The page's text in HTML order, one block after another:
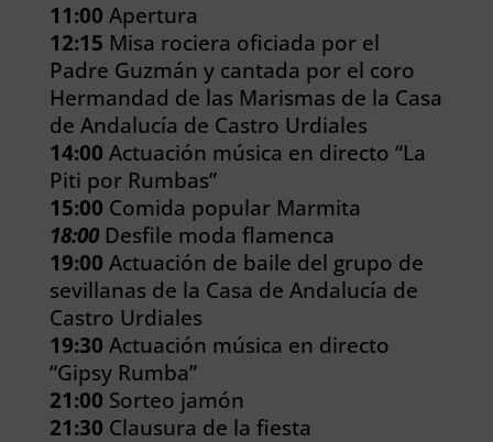
11:00 Apertura
12:15 Misa rociera oficiada por el
Padre Guzmán y cantada por el coro
Hermandad de las Marismas de la Casa
de Andalucía de Castro Urdiales
14:00 Actuación música en directo “La
Piti por Rumbas”
15:00 Comida popular Marmita
18:00 Desfile moda flamenca
19:00 Actuación de baile del grupo de
sevillanas de la Casa de Andalucía de
Castro Urdiales
19:30 Actuación música en directo
“Gipsy Rumba”
21:00 Sorteo jamón
21:30 Clausura de la fiesta